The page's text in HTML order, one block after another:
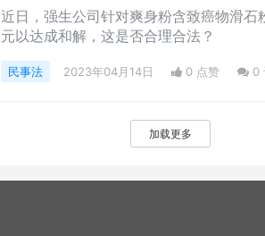
近日，强生公司针对爽身粉含致癌物滑
元以达成和解，这是否合理合法？
民事法 2023年04月14日 0 点赞 0
加载更多